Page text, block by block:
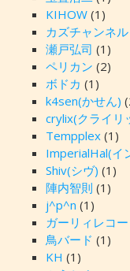
KIHOW(1)
カズチャンネル
瀬戸弘司 (1)
ペリカン (2)
ボドカ (1)
k4sen(かせん)
crylix(クライリ
Tempplex(1)
ImperialHal(イ
Shiv(シヴ) (1)
陣内智則 (1)
j^p^n (1)
ガーリィレコー
鳥バード (1)
KH (1)